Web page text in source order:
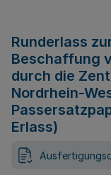
Runderlass
Beschaffung
durch die
Nordrhein-
Erlass)